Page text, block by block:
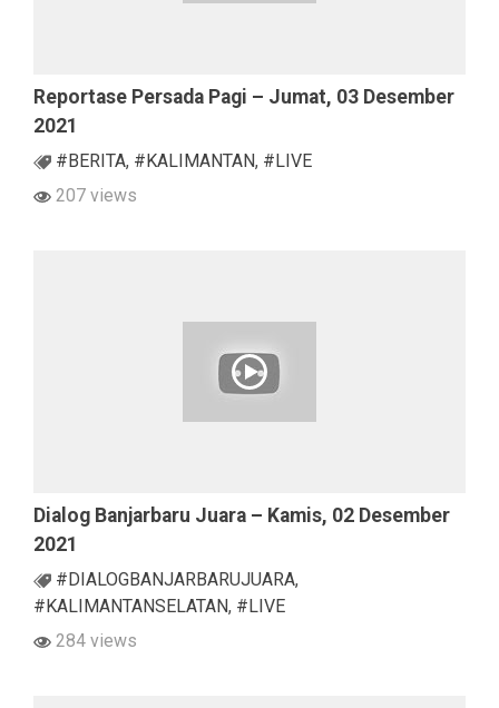
Reportase Persada Pagi – Jumat, 03 Desember
2021
#BERITA, #KALIMANTAN, #LIVE
207 views
Dialog Banjarbaru Juara – Kamis, 02 Desember
2021
#DIALOGBANJARBARUJUARA,
#KALIMANTANSELATAN, #LIVE
284 views